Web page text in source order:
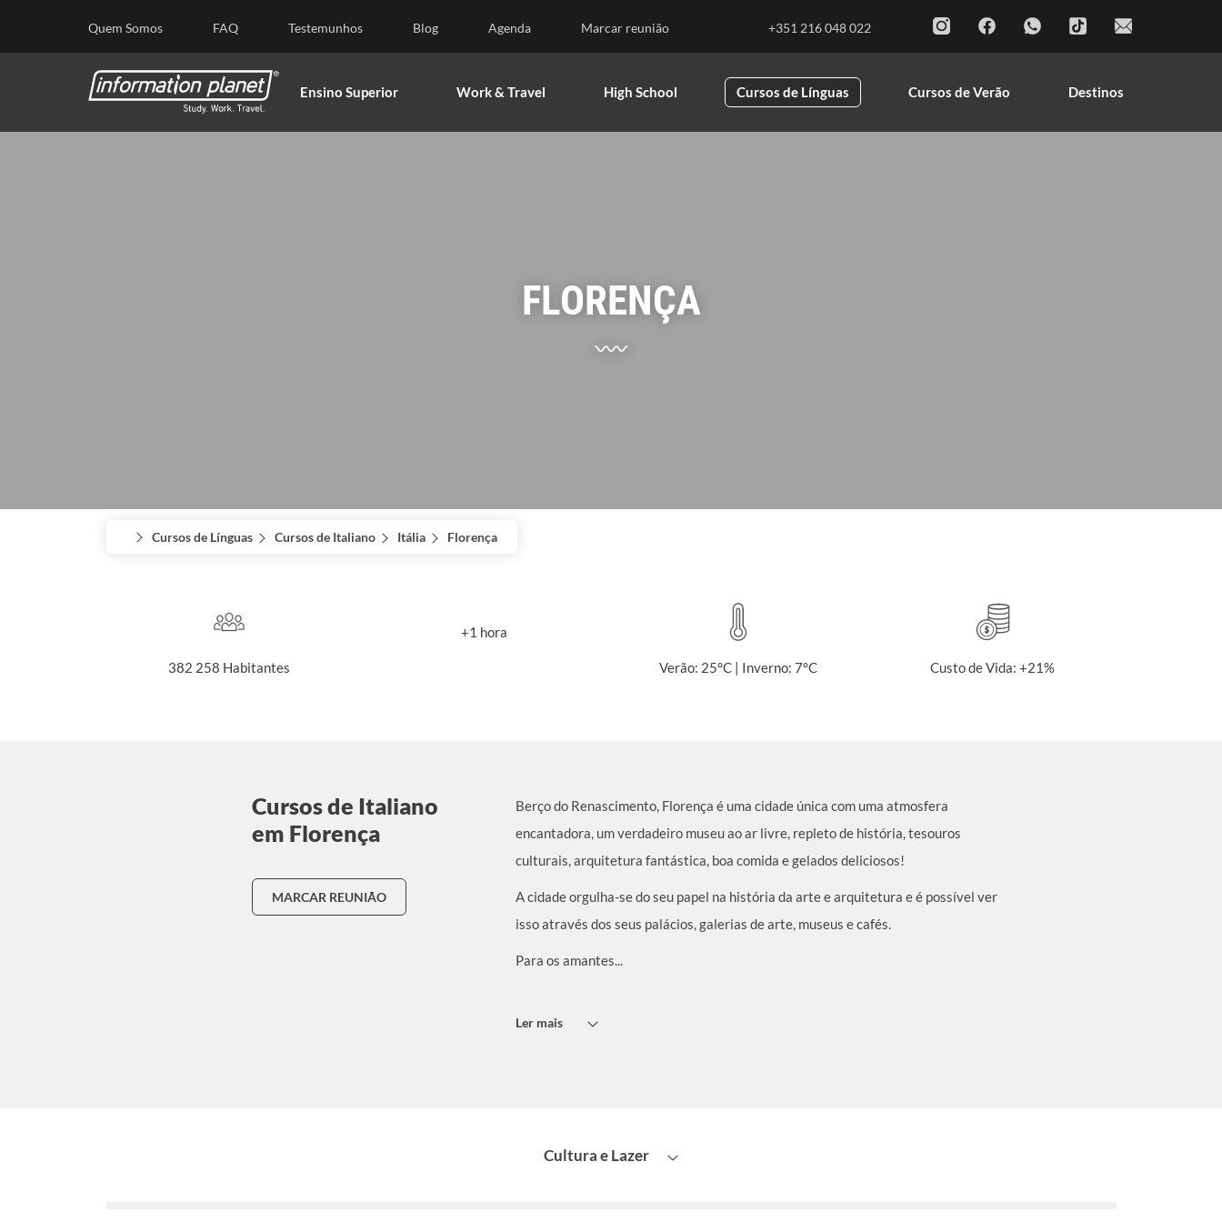
Quem Somos FAQ Testemunhos Blog Agenda Marcar reunião +351 216 048 022
Ensino Superior Work & Travel High School Cursos de Línguas Cursos de Verão Destinos
FLORENÇA
Cursos de Línguas Cursos de Italiano Itália Florença
382 258 Habitantes
+1 hora
Verão: 25°C | Inverno: 7°C Custo de Vida: +21%
Cursos de Italiano
em Florença
MARCAR REUNIÃO
Berço do Renascimento, Florença é uma cidade única com uma atmosfera
encantadora, um verdadeiro museu ao ar livre, repleto de história, tesouros
culturais, arquitetura fantástica, boa comida e gelados deliciosos!
A cidade orgulha-se do seu papel na história da arte e arquitetura e é possível ver
isso através dos seus palácios, galerias de arte, museus e cafés.
Para os amantes...
Ler mais
Cultura e Lazer
Ensino Superior Work & Travel Cursos de Línguas Cursos de Verão